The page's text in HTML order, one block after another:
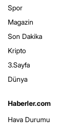
Spor
Magazin
Son Dakika
Kripto
3.Sayfa
Dünya
Haberler.com
Hava Durumu